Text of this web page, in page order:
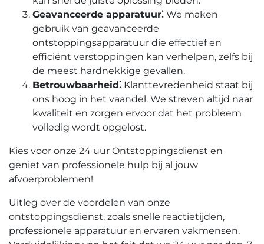
Geavanceerde apparatuur⁚ We maken
gebruik van geavanceerde
ontstoppingsapparatuur die effectief en
efficiënt verstoppingen kan verhelpen, zelfs bij
de meest hardnekkige gevallen.​
Betrouwbaarheid⁚ Klanttevredenheid staat bij
ons hoog in het vaandel.​ We streven altijd naar
kwaliteit en zorgen ervoor dat het probleem
volledig wordt opgelost.​
Kies voor onze 24 uur Ontstoppingsdienst en
geniet van professionele hulp bij al jouw
afvoerproblemen!​
Uitleg over de voordelen van onze
ontstoppingsdienst, zoals snelle reactietijden,
professionele apparatuur en ervaren vakmensen.